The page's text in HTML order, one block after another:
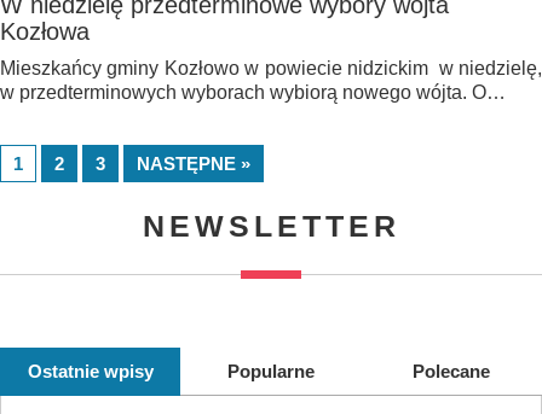
Kozłowa
Mieszkańcy gminy Kozłowo w powiecie nidzickim w niedzielę,
w przedterminowych wyborach wybiorą nowego wójta. O…
1 2 3 NASTĘPNE »
NEWSLETTER
Ostatnie wpisy Popularne Polecane